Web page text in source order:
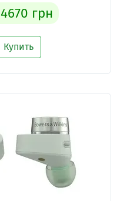
грн
Купить